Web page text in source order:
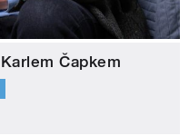
Čapkem